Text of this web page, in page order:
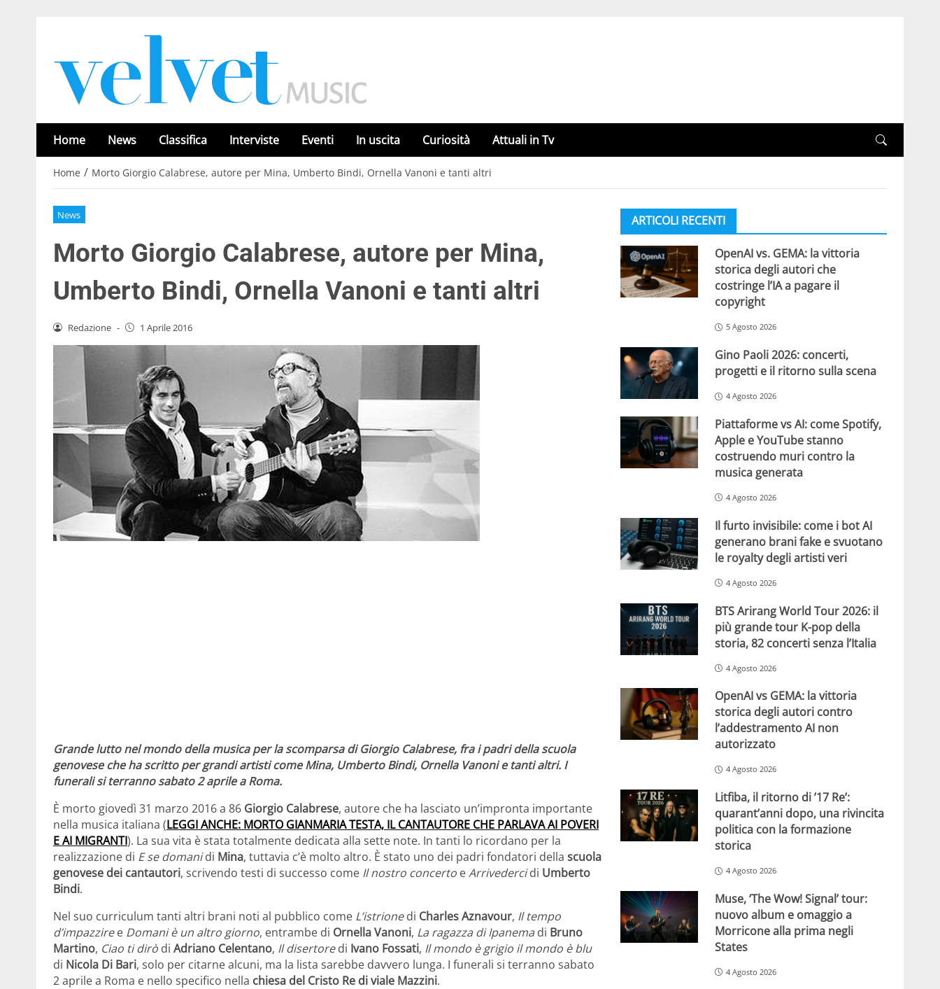
Home News Classifica Interviste Eventi In uscita Curiosità Attuali in Tv
Home / Morto Giorgio Calabrese, autore per Mina, Umberto Bindi, Ornella Vanoni e tanti altri
News
Morto Giorgio Calabrese, autore per Mina,
Umberto Bindi, Ornella Vanoni e tanti altri
Redazione - 1 Aprile 2016
Grande lutto nel mondo della musica per la scomparsa di Giorgio Calabrese, fra i padri della scuola
genovese che ha scritto per grandi artisti come Mina, Umberto Bindi, Ornella Vanoni e tanti altri. I
funerali si terranno sabato 2 aprile a Roma.
È morto giovedì 31 marzo 2016 a 86 Giorgio Calabrese, autore che ha lasciato un’impronta importante
nella musica italiana (LEGGI ANCHE: MORTO GIANMARIA TESTA, IL CANTAUTORE CHE PARLAVA AI POVERI
E AI MIGRANTI). La sua vita è stata totalmente dedicata alla sette note. In tanti lo ricordano per la
realizzazione di E se domanidi Mina, tuttavia c’è molto altro. È stato uno dei padri fondatori della scuola
genovese dei cantautori, scrivendo testi di successo come Il nostro concerto eArrivedercidi Umberto
Bindi.
Nel suo curriculum tanti altri brani noti al pubblico come L’istrionedi Charles Aznavour, Il tempo
d’impazziree Domani è un altro giorno, entrambe di Ornella Vanoni, La ragazza di Ipanema di Bruno
Martino, Ciao ti dirò di Adriano Celentano, Il disertoredi Ivano Fossati, Il mondo è grigio il mondo è blu
di Nicola Di Bari, solo per citarne alcuni, ma la lista sarebbe davvero lunga. I funerali si terranno sabato
2 aprile a Roma e nello specifico nella chiesa del Cristo Re di viale Mazzini.
ARTICOLI RECENTI
OpenAI vs. GEMA: la vittoria
storica degli autori che
costringe l’IA a pagare il
copyright
5 Agosto 2026
Gino Paoli 2026: concerti,
progetti e il ritorno sulla scena
4 Agosto 2026
Piattaforme vs AI: come Spotify,
Apple e YouTube stanno
costruendo muri contro la
musica generata
4 Agosto 2026
Il furto invisibile: come i bot AI
generano brani fake e svuotano
le royalty degli artisti veri
4 Agosto 2026
BTS Arirang World Tour 2026: il
più grande tour K-pop della
storia, 82 concerti senza l’Italia
4 Agosto 2026
OpenAI vs GEMA: la vittoria
storica degli autori contro
l’addestramento AI non
autorizzato
4 Agosto 2026
Litfiba, il ritorno di ’17 Re’:
quarant’anni dopo, una rivincita
politica con la formazione
storica
4 Agosto 2026
Muse, ‘The Wow! Signal’ tour:
nuovo album e omaggio a
Morricone alla prima negli
States
4 Agosto 2026